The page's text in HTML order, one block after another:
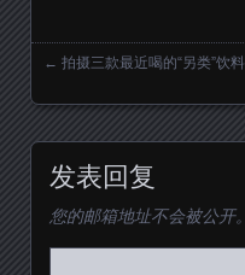
← 拍摄三款最近喝的“另类”饮料
发表回复
您的邮箱地址不会被公开。